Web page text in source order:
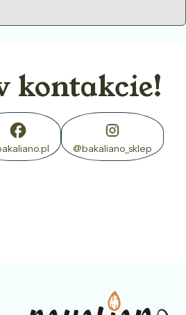
kontakcie!
@bakaliano_sklep